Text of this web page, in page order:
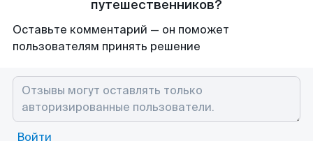
путешественников?
Оставьте комментарий — он поможет
пользователям принять решение
Войти